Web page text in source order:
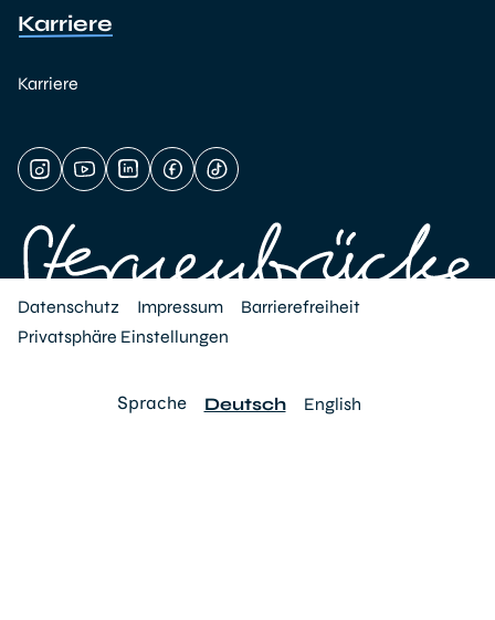
Karriere
Karriere
Datenschutz Impressum
Barrierefreiheit
Privatsphäre Einstellungen
Sprache Deutsch English